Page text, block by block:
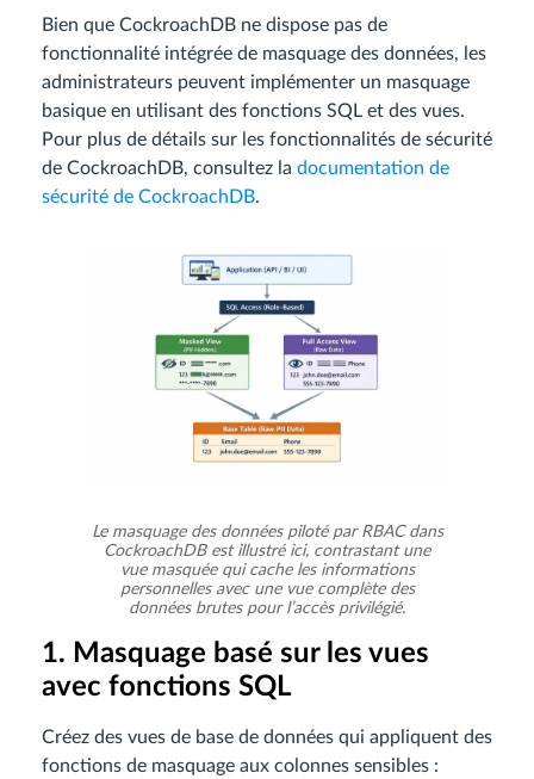
Bien que CockroachDB ne dispose pas de
fonctionnalité intégrée de masquage des données, les
administrateurs peuvent implémenter un masquage
basique en utilisant des fonctions SQL et des vues.
Pour plus de détails sur les fonctionnalités de sécurité
de CockroachDB, consultez la documentation de
sécurité de CockroachDB.
Le masquage des données piloté par RBAC dans
CockroachDB est illustré ici, contrastant une
vue masquée qui cache les informations
personnelles avec une vue complète des
données brutes pour l’accès privilégié.
1. Masquage basé sur les vues
avec fonctions SQL
Créez des vues de base de données qui appliquent des
fonctions de masquage aux colonnes sensibles :